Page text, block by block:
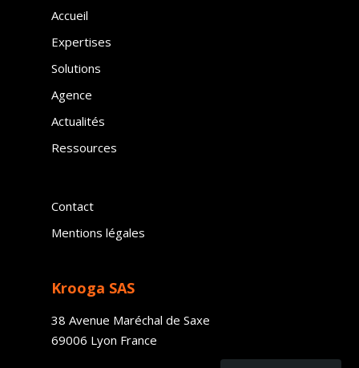
Accueil
Expertises
Solutions
Agence
Actualités
Ressources
Contact
Mentions légales
Krooga SAS
38 Avenue Maréchal de Saxe
69006 Lyon France